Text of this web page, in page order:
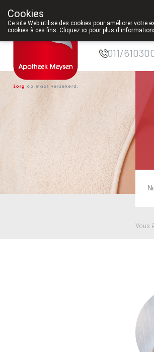
SPRL
011/
Vous
Cookies
Ce site Web utilise des cookies pour améliorer votre
cookies à ces fins. Cliquez ici pour plus